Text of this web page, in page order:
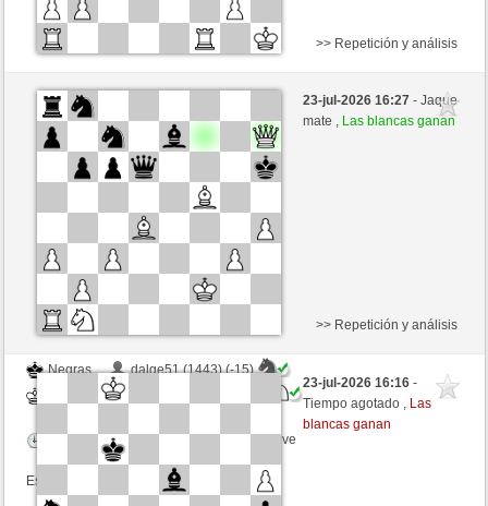
Negras
Waldschrat (1573) (-20)
Blancas
Tiempo: 6 minutes/side + 0 seconds/move
>> Repetición y análisis
23-jul-2026 16:27- Jaque
mate , Las blancas ganan
Negras
dalge51 (1443) (-15)
Tiempo: 4 minutes/side + 0 seconds/move
Esta partida es por puntos
>> Repetición y análisis
23-jul-2026 16:16-
Tiempo agotado , Las
blancas ganan